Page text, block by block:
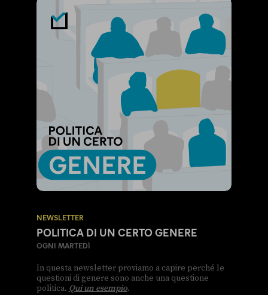
NEWSLETTER
POLITICA DI UN CERTO GENERE
OGNI MARTEDÌ
In questa newsletter proviamo a capire perché le
questioni di genere sono anche una questione
politica. Qui un esempio.